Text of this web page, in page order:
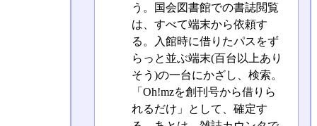
う。国会図書館での書誌閲覧
は、すべて端末から依頼す
る。入館時に借りたパスをず
らっと並ぶ端末(百台以上あり
そう)の一台にかざし、検索。
「Oh!mzを創刊号から借りら
れるだけ」として、確定す